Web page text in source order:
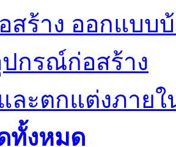
สร้าง ออกแบบ
กรณ์ก่อสร้าง
ละตกแต่งภายใ
ทั้งหมด